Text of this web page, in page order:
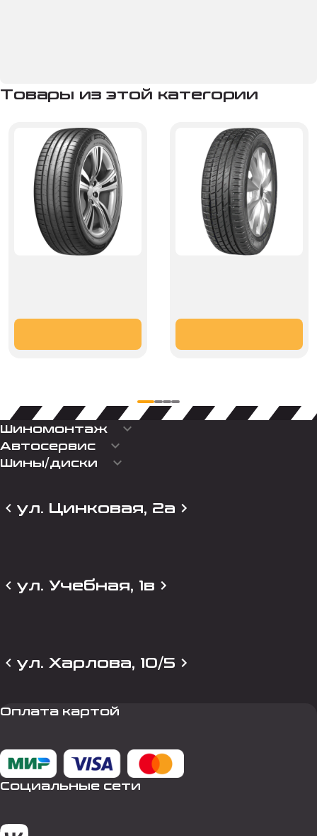
Товары из этой категории
Шиномонтаж keyboard_arrow_down
Автосервис keyboard_arrow_down
Шины/диски keyboard_arrow_down
ул. Цинковая, 2а
ул. Учебная, 1в
ул. Харлова, 10/5
Оплата картой
Социальные сети